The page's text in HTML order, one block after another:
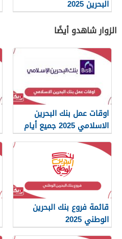
البحرين 2025
الزوار شاهدو أيضًا
اوقات عمل بنك البحرين
الاسلامي 2025 جميع أيام
الأسبوع
قائمة فروع بنك البحرين
الوطني 2025